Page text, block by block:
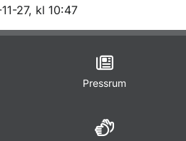
27, kl 10:47
Pressrum